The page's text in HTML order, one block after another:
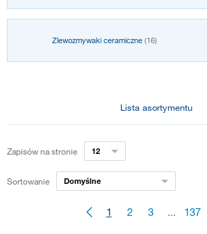
Zlewozmywaki ceramiczne (16)
Lista asortymentu
Zapisów na stronie 12
Sortowanie Domyślne
1 2 3 ... 137